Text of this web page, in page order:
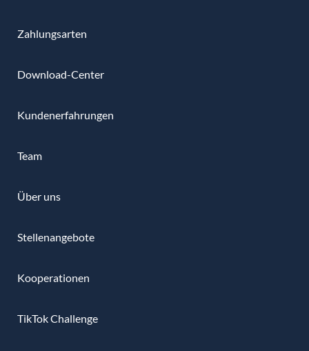
Zahlungsarten
Download-Center
Kundenerfahrungen
Team
Über uns
Stellenangebote
Kooperationen
TikTok Challenge